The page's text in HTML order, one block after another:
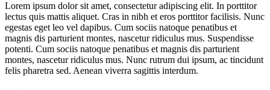
Lorem ipsum dolor sit amet, consectetur adipiscing elit. In porttitor
lectus quis mattis aliquet. Cras in nibh et eros porttitor facilisis. Nunc
egestas eget leo vel dapibus. Cum sociis natoque penatibus et
magnis dis parturient montes, nascetur ridiculus mus. Suspendisse
potenti. Cum sociis natoque penatibus et magnis dis parturient
montes, nascetur ridiculus mus. Nunc rutrum dui ipsum, ac tincidunt
felis pharetra sed. Aenean viverra sagittis interdum.